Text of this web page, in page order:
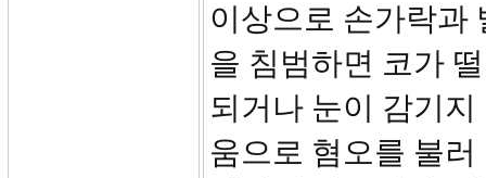
이상으로 손가락과
을 침범하면 코가
되거나 눈이 감기
움으로 혐오를 불